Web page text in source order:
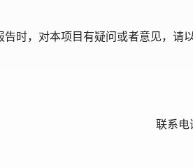
时，对本项目有疑问或者意见，请
联系电